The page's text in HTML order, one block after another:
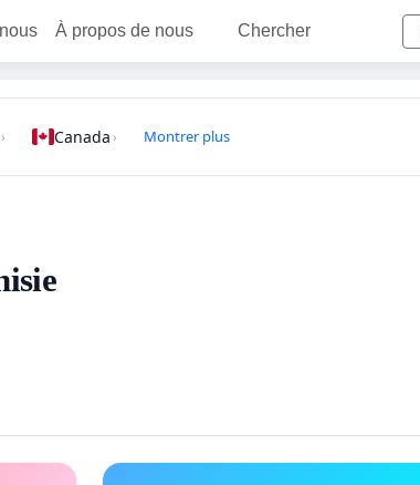
À propos de nous Chercher
› Canada › Montrer plus